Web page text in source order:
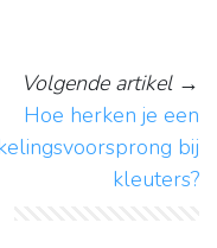
Volgende artikel→
Hoe herken je een
bij
kleuters?